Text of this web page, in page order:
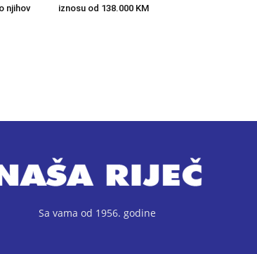
njihov
iznosu od 138.000 KM
Sa vama od 1956. godine